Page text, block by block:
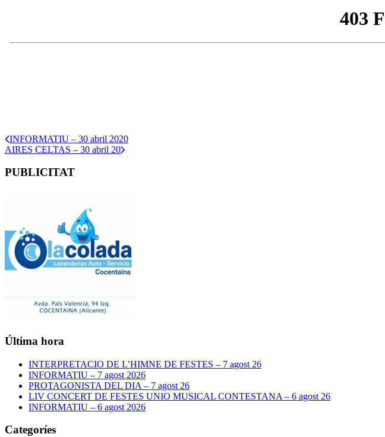
INFORMATIU – 30 abril 2020
AIRES CELTAS – 30 abril 20
PUBLICITAT
Última hora
INTERPRETACIO DE L’HIMNE DE FESTES – 7 agost 26
INFORMATIU – 7 agost 2026
PROTAGONISTA DEL DIA – 7 agost 26
LIV CONCERT DE FESTES UNIO MUSICAL CONTESTANA – 6 agost 26
INFORMATIU – 6 agost 2026
Categoríes